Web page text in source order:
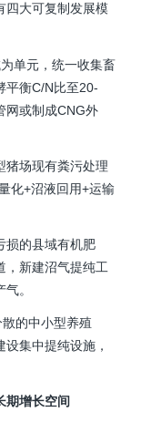
四大可复制发展模
单元，统一收集畜
平衡C/N比至20-
网或制成CNG外
猪场现有粪污处理
化+沼液回用+运输
损的县域有机肥
，新建沼气提纯工
。
的中小型养殖
集中提纯设施，
期增长空间